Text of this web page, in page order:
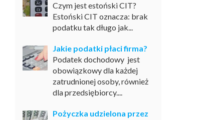
Czym jest estoński CIT?
Estoński CIT oznacza: brak
podatku tak długo jak...
Jakie podatki płaci firma?
Podatek dochodowy jest
obowiązkowy dla każdej
zatrudnionej osoby, również
dla przedsiębiorcy....
Pożyczka udzielona przez